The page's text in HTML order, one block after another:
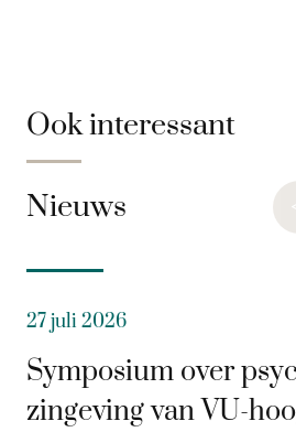
Ook interessant
Nieuws
27 juli 2026
Symposium over
zingeving van VU-